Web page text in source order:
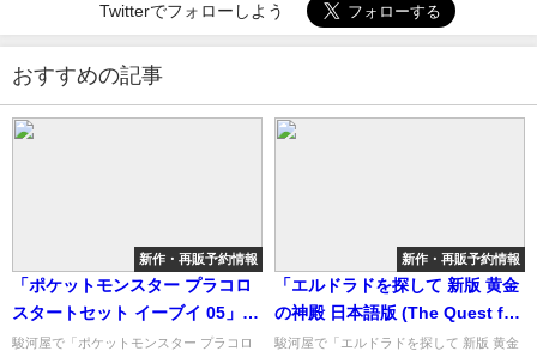
Twitterでフォローしよう
おすすめの記事
新作・再販予約情報
「ポケットモンスター プラコロ
スタートセット イーブイ 05」の
概略と予約購入可能なショップ
駿河屋で「ポケットモンスター プラコロ
新作・再販予約情報
「エルドラドを探して 新版 黄金
の神殿 日本語版 (The Quest for
El Dorado： The Golden
駿河屋で「エルドラドを探して 新版 黄金